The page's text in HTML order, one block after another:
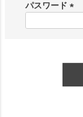
パスワード